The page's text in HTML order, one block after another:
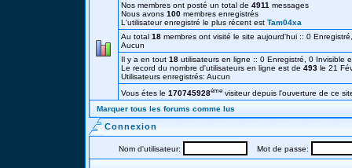
Nos membres ont posté un total de 4911 messages
Nous avons 100 membres enregistrés
L'utilisateur enregistré le plus récent est Tam04xa
Au total 18 membres ont visité le site aujourd'hui :: 0
Aucun
Il y a en tout 18 utilisateurs en ligne :: 0 Enregistré, 0
Le record du nombre d'utilisateurs en ligne est de 493 le 21
Utilisateurs enregistrés: Aucun
Vous étes le 170745928éme visiteur depuis l'ouverture de ce
Marquer tous les forums comme lus
Connexion
Nom d'utilisateur: Mot de passe: